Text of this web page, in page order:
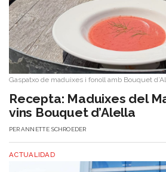
Gaspatxo de maduixes i fonoll amb Bouquet
​Recepta: Maduixes del
vins Bouquet d’Alella
PERANNETTE SCHROEDER
ACTUALIDAD